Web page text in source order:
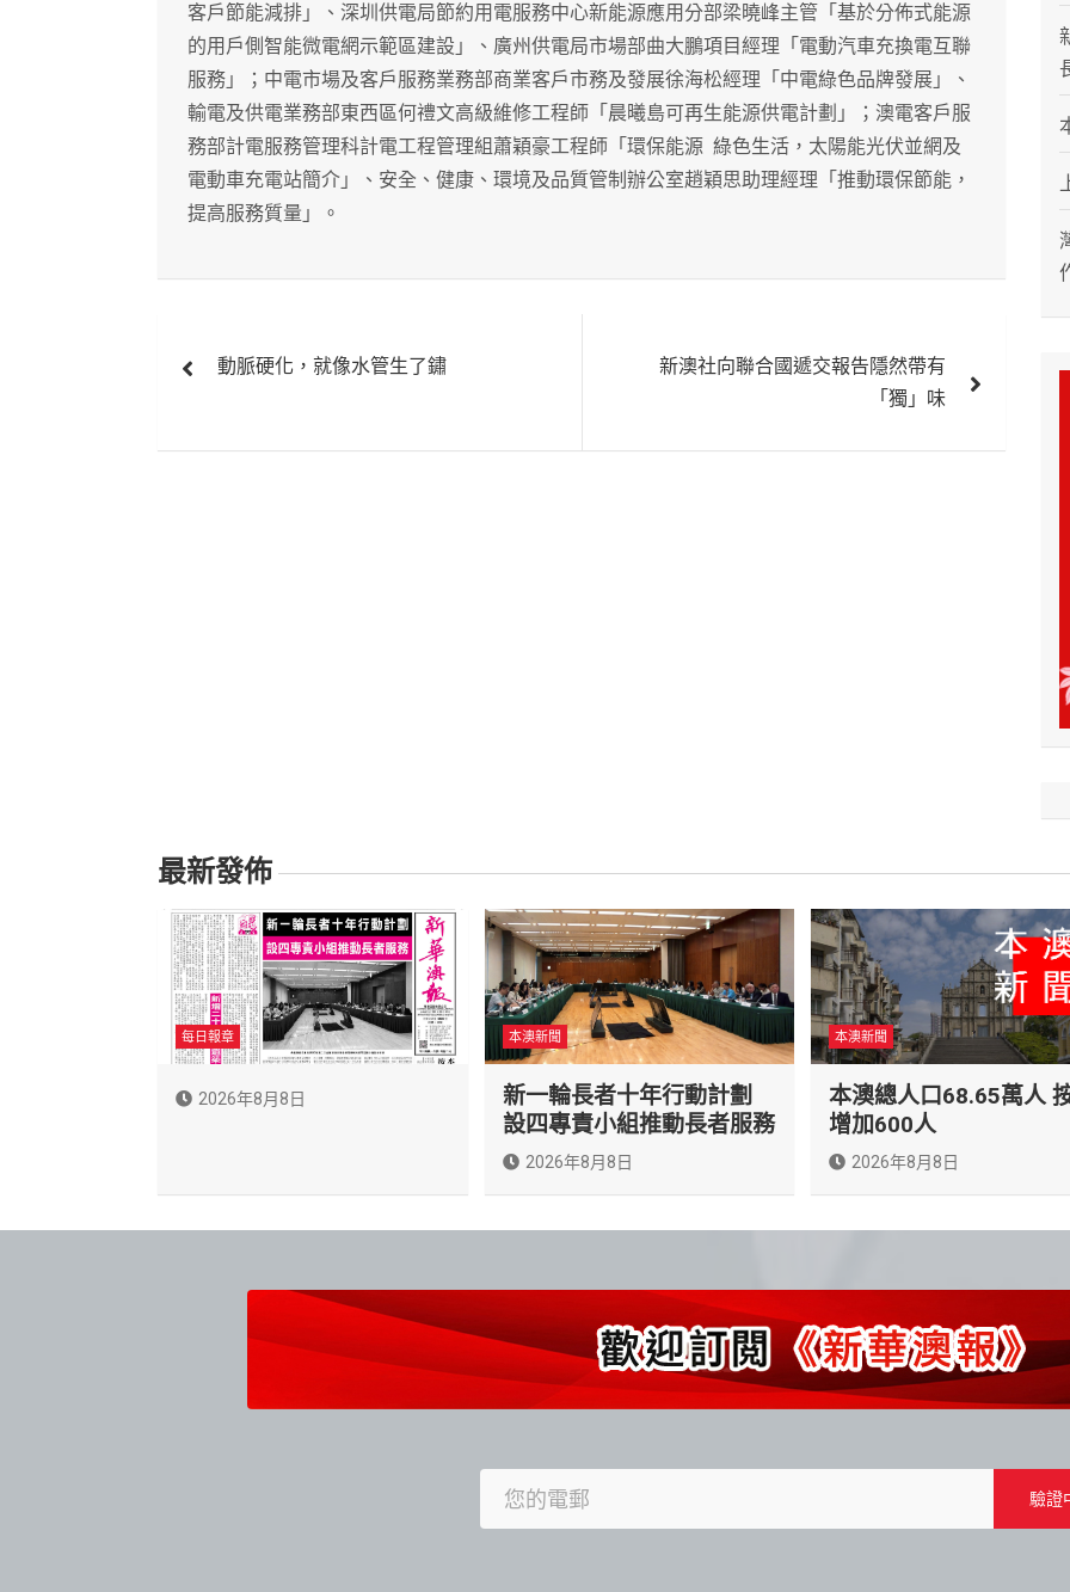
客戶節能減排」、深圳供電局節約用電服務中心新能源應用分部梁曉峰主管「基於分佈式能源
的用戶側智能微電網示範區建設」、廣州供電局市場部曲大鵬項目經理「電動汽車充換電互聯
服務」；中電市場及客戶服務業務部商業客戶市務及發展徐海松經理「中電綠色品牌發展」、
輸電及供電業務部東西區何禮文高級維修工程師「晨曦島可再生能源供電計劃」；澳電客戶服
務部計電服務管理科計電工程管理組蕭穎豪工程師「環保能源 綠色生活，太陽能光伏並網及
電動車充電站簡介」、安全、健康、環境及品質管制辦公室趙穎思助理經理「推動環保節能，
提高服務質量」。
章
動脈硬化，就像水管生了鏽
新澳社向聯合國遞交報告隱然帶有
「獨」味
最新發佈
每日報章
2026年8月8日
本澳新聞
新一輪長者十年行動計劃
設四專責小組推動長者服務
2026年8月8日
本澳新聞
本澳總人口68.65萬人
增加600人
2026年8月8日